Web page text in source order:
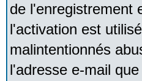
de l'enregistrement
l'activation est
malintentionnés
l'adresse e-mail